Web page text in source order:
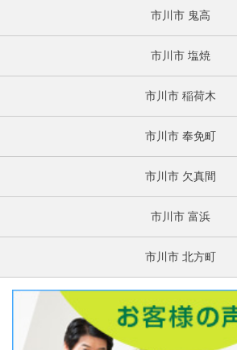
市川市 鬼高
市川市 塩焼
市川市 稲荷木
市川市 奉免町
市川市 欠真間
市川市 富浜
市川市 北方町